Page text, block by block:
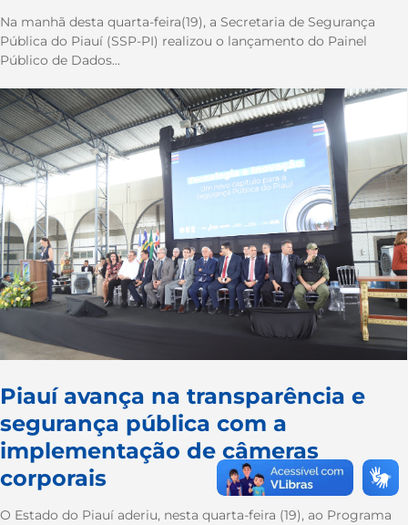
Na manhã desta quarta-feira(19), a Secretaria de Segurança
Pública do Piauí (SSP-PI) realizou o lançamento do Painel
Público de Dados...
Piauí avança na transparência e
segurança pública com a
implementação de câmeras
corporais
O Estado do Piauí aderiu, nesta quarta-feira (19), ao Programa